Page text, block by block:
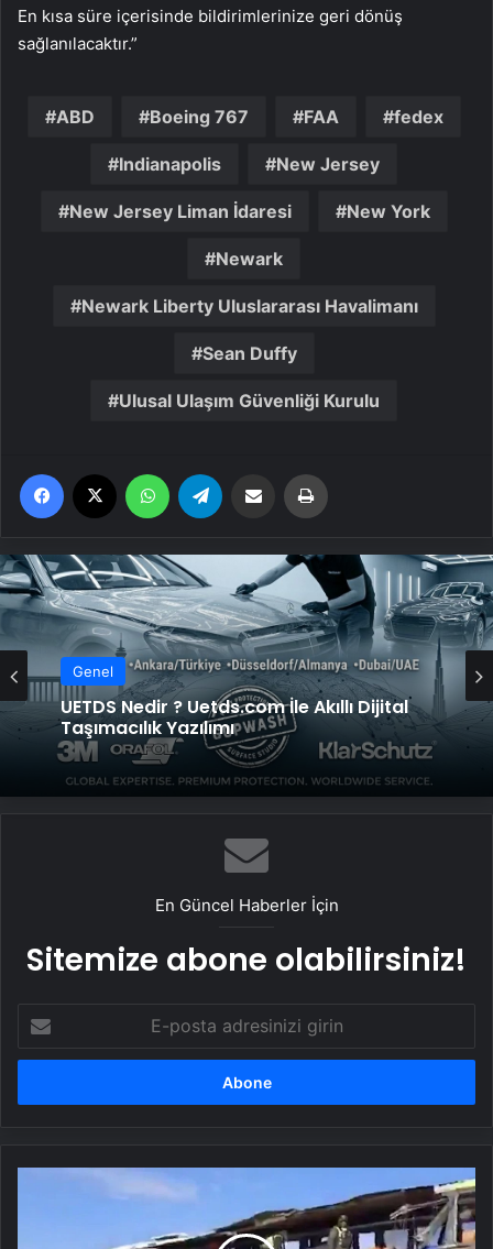
En kısa süre içerisinde bildirimlerinize geri dönüş
sağlanılacaktır.”
ABD Boeing 767 FAA fedex
Indianapolis New Jersey
New Jersey Liman İdaresi New York
Newark
Newark Liberty Uluslararası Havalimanı
Sean Duffy
Ulusal Ulaşım Güvenliği Kurulu
Facebook WhatsApp Email'den paylaş
Genel
UETDS Nedir ? Uetds.com İle Akıllı Dijital
Taşımacılık Yazılımı
En Güncel Haberler İçin
Sitemize abone olabilirsiniz!
posta
adresinizi